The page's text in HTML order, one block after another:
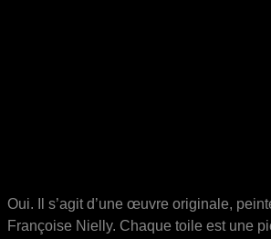
Oui. Il s’agit d’une œuvre originale,
Françoise Nielly. Chaque toile est une